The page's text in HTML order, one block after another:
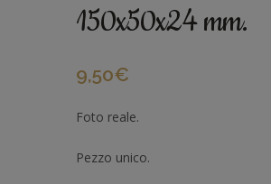
150x50x24 mm.
9,50€
Foto reale.
Pezzo unico.